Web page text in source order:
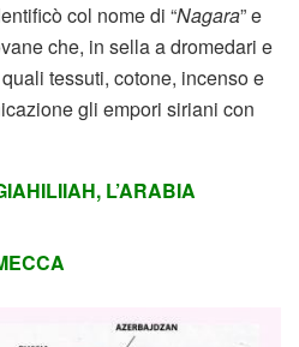
col nome di “Nagara” e
che, in sella a dromedari e
tessuti, cotone, incenso e
gli empori siriani con
L’ARABIA